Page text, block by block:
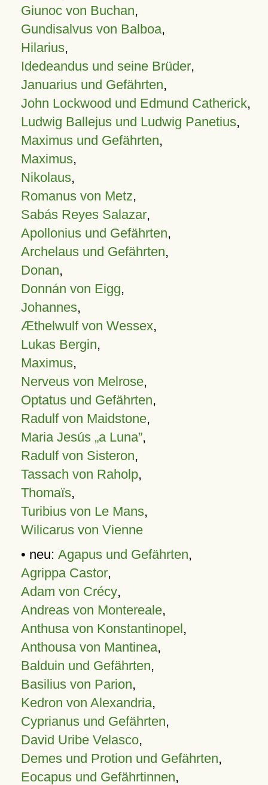
Giunoc von Buchan,
Gundisalvus von Balboa,
Hilarius,
Idedeandus und seine Brüder,
Januarius und Gefährten,
John Lockwood und Edmund Catherick,
Ludwig Ballejus und Ludwig Panetius,
Maximus und Gefährten,
Maximus,
Nikolaus,
Romanus von Metz,
Sabás Reyes Salazar,
Apollonius und Gefährten,
Archelaus und Gefährten,
Donan,
Donnán von Eigg,
Johannes,
Æthelwulf von Wessex,
Lukas Bergin,
Maximus,
Nerveus von Melrose,
Optatus und Gefährten,
Radulf von Maidstone,
Maria Jesús „a Luna”,
Radulf von Sisteron,
Tassach von Raholp,
Thomaïs,
Turibius von Le Mans,
Wilicarus von Vienne
• neu: Agapus und Gefährten,
Agrippa Castor,
Adam von Crécy,
Andreas von Montereale,
Anthusa von Konstantinopel,
Anthousa von Mantinea,
Balduin und Gefährten,
Basilius von Parion,
Kedron von Alexandria,
Cyprianus und Gefährten,
David Uribe Velasco,
Demes und Protion und Gefährten,
Eocapus und Gefährtinnen,